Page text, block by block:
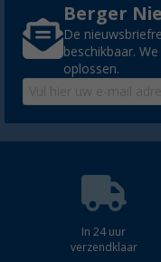
Berger
De
beschikbaar.
oplossen.
In 24 uur
verzendklaar